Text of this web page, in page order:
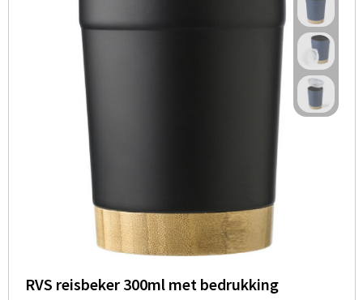
RVS reisbeker 300ml met bedrukking